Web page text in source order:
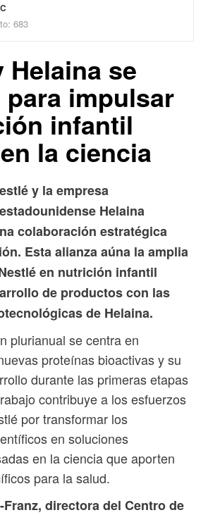
683
Helaina se
impulsar
infantil
la ciencia
y la empresa
Helaina
colaboración estratégica
Esta alianza aúna la amplia
en nutrición infantil
de productos con las
de Helaina.
plurianual se centra en
proteínas bioactivas y su
durante las primeras etapas
contribuye a los esfuerzos
por transformar los
en soluciones
en la ciencia que aporten
para la salud.
directora del Centro de